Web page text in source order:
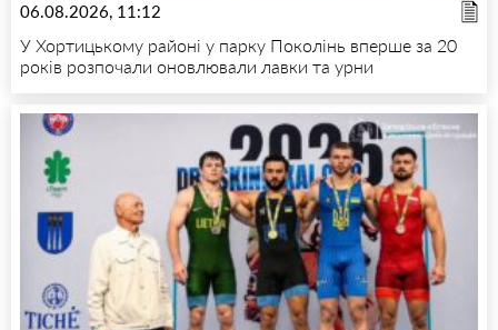
06.08.2026, 11:12
У Хортицькому районі у парку Поколінь вперше за 20
років розпочали оновлювали лавки та урни